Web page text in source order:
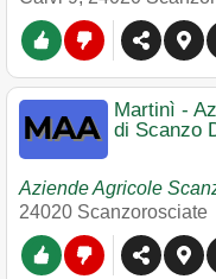
Martinì -
di Scanzo
Aziende Agricole
24020 Scanzorosciate